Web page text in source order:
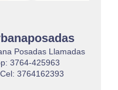
Posadas Llamadas
3764-425963
3764162393